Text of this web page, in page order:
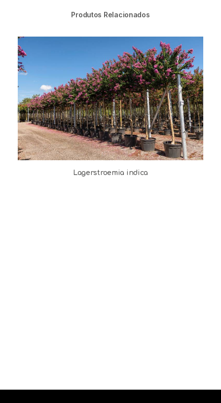
Produtos Relacionados
Lagerstroemia indica